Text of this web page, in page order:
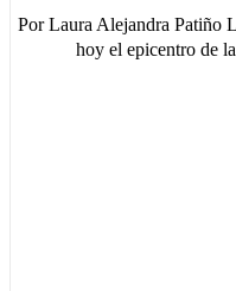
Por Laura Alejandra Patiño
hoy el epicentro de